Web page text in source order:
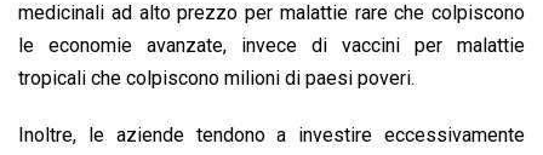
medicinali ad alto prezzo per malattie rare che colpiscono
le economie avanzate, invece di vaccini per malattie
tropicali che colpiscono milioni di paesi poveri.
Inoltre, le aziende tendono a investire eccessivamente